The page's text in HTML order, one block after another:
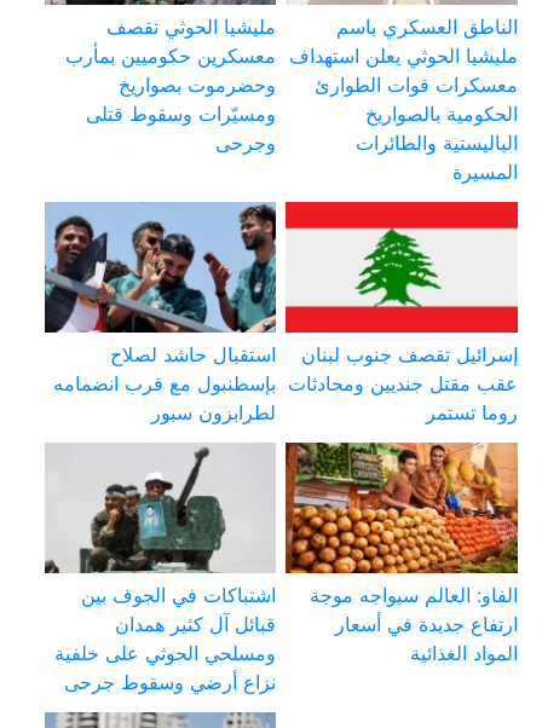
الناطق العسكري باسم
مليشيا الحوثي يعلن استهداف
معسكرات قوات الطوارئ
الحكومية بالصواريخ
الباليستية والطائرات
المسيرة
مليشيا الحوثي تقصف
معسكرين حكوميين بمأرب
وحضرموت بصواريخ
ومسيّرات وسقوط قتلى
وجرحى
إسرائيل تقصف جنوب لبنان
عقب مقتل جنديين ومحادثات
روما تستمر
استقبال حاشد لصلاح
بإسطنبول مع قرب انضمامه
لطرابزون سبور
الفاو: العالم سيواجه موجة
ارتفاع جديدة في أسعار
المواد الغذائية
اشتباكات في الجوف بين
قبائل آل كثير همدان
ومسلحي الحوثي على خلفية
نزاع أرضي وسقوط جرحى